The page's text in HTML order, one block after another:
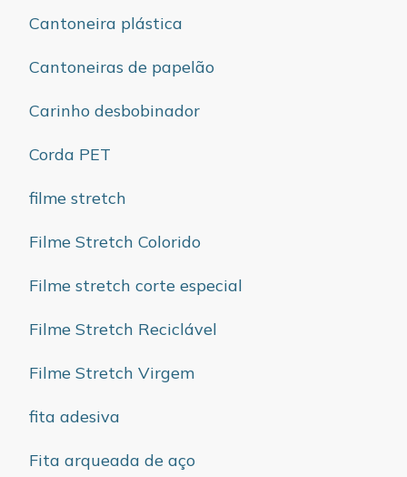
Cantoneira plástica
Cantoneiras de papelão
Carinho desbobinador
Corda PET
filme stretch
Filme Stretch Colorido
Filme stretch corte especial
Filme Stretch Reciclável
Filme Stretch Virgem
fita adesiva
Fita arqueada de aço